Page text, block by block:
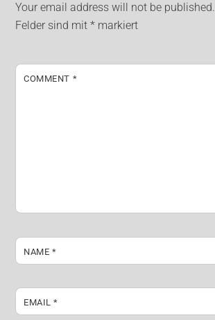
Your email address will not be published.
Felder sind mit* markiert
COMMENT *
NAME *
EMAIL*